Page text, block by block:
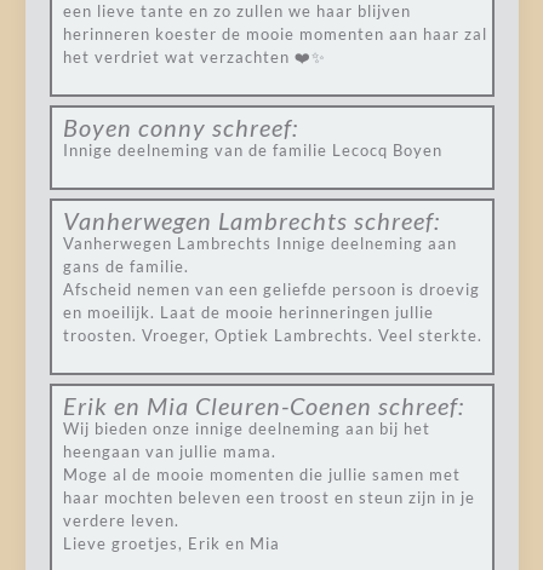
een lieve tante en zo zullen we haar blijven
herinneren koester de mooie momenten aan haar zal
het verdriet wat verzachten ❤️✨
Boyen conny schreef:
Innige deelneming van de familie Lecocq Boyen
Vanherwegen Lambrechts schreef:
Vanherwegen Lambrechts Innige deelneming aan
gans de familie.
Afscheid nemen van een geliefde persoon is droevig
en moeilijk. Laat de mooie herinneringen jullie
troosten. Vroeger, Optiek Lambrechts. Veel sterkte.
Erik en Mia Cleuren-Coenen schreef:
Wij bieden onze innige deelneming aan bij het
heengaan van jullie mama.
Moge al de mooie momenten die jullie samen met
haar mochten beleven een troost en steun zijn in je
verdere leven.
Lieve groetjes, Erik en Mia